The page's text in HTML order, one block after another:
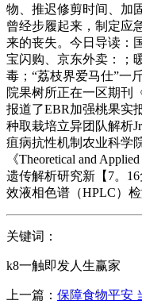
物、推迟修剪时间、加
曾经步履起来，制定应
来的丧失。今日导读：
宝闪购、京东外卖：；
毒；“荔枝界爱马仕”一
院果树所正在一区期刊《
报道了EBR加强桃果实
种取栽培立异团队解析
疽病抗性机制农业科学
《Theoretical and
遗传解析研究新【7。
效液相色谱（HPLC）
关键词：
k8一触即发人生赢家
上一篇： 保障食物平安